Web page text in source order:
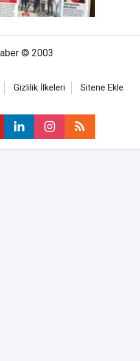
© 2003
Gizlilik İlkeleri Sitene Ekle